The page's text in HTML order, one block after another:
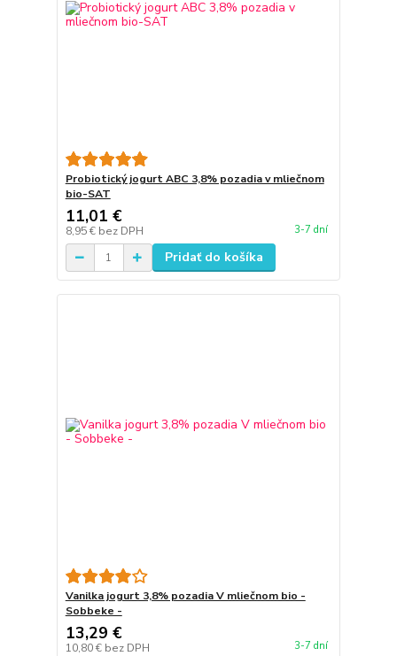
Probiotický jogurt ABC 3,8% pozadia v mliečnom
bio-SAT
11,01 €
8,95 € bez DPH 3-7 dní
Pridať do košíka
Vanilka jogurt 3,8% pozadia V mliečnom bio -
Sobbeke -
13,29 €
10,80 € bez DPH 3-7 dní